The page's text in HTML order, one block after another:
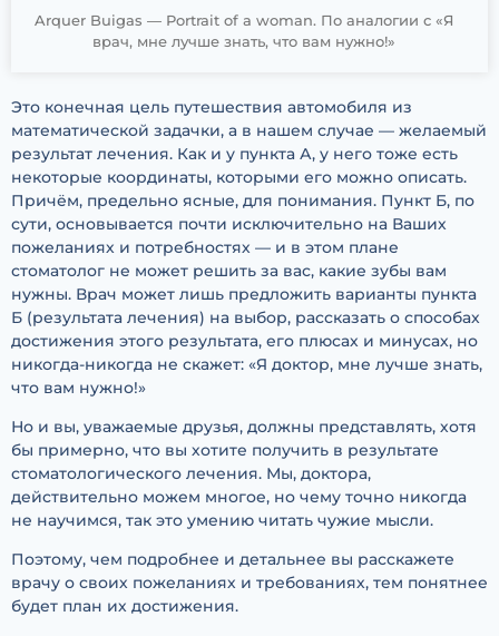
Arquer Buigas — Portrait of a woman. По аналогии с «Я
врач, мне лучше знать, что вам нужно!»
Это конечная цель путешествия автомобиля из
математической задачки, а в нашем случае — желаемый
результат лечения. Как и у пункта А, у него тоже есть
некоторые координаты, которыми его можно описать.
Причём, предельно ясные, для понимания. Пункт Б, по
сути, основывается почти исключительно на Ваших
пожеланиях и потребностях — и в этом плане
стоматолог не может решить за вас, какие зубы вам
нужны. Врач может лишь предложить варианты пункта
Б (результата лечения) на выбор, рассказать о способах
достижения этого результата, его плюсах и минусах, но
никогда-никогда не скажет: «Я доктор, мне лучше знать,
что вам нужно!»
Но и вы, уважаемые друзья, должны представлять, хотя
бы примерно, что вы хотите получить в результате
стоматологического лечения. Мы, доктора,
действительно можем многое, но чему точно никогда
не научимся, так это умению читать чужие мысли.
Поэтому, чем подробнее и детальнее вы расскажете
врачу о своих пожеланиях и требованиях, тем понятнее
будет план их достижения.